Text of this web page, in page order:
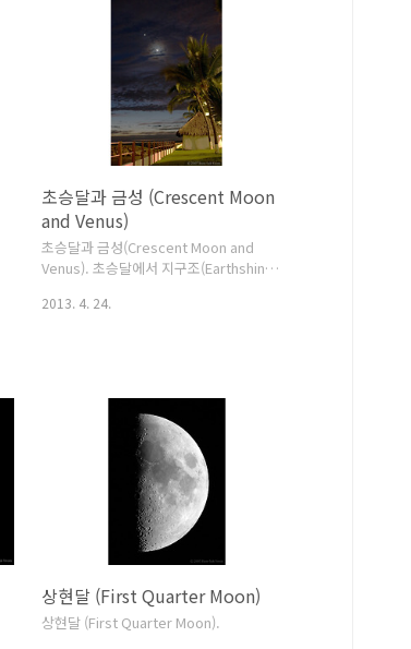
III digital cameraFocal Length :
1200mmF ratio : 6Exposure : 1/1000
s ISO : 400Filter : NonePhotographer
: Bum-Suk Yeom < ..
초승달과 금성 (Crescent Moon
and Venus)
초승달과 금성(Crescent Moon and
Venus). 초승달에서 지구조(Earthshine)
달 위에 보이는 천체가 금성이고, 금성의
2007. 4. 20. 11:10 (KST)Location :
Puerto Vallarta, Mexico.Mount :
Tripod.Camera : Canon EOS 20D
digital camera.Lens : Canon EF
28mm (F1.8).Focal Length : 28mm. F
ratio : 4.Exposure : 4 s.ISO : 400. Fi..
2013. 4. 24.
상현달 (First Quarter Moon)
상현달 (First Quarter Moon).